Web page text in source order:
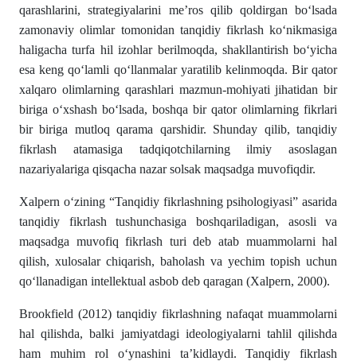
qarashlarini, strategiyalarini me’ros qilib qoldirgan bo‘lsada
zamonaviy olimlar tomonidan tanqidiy fikrlash ko‘nikmasiga
haligacha turfa hil izohlar berilmoqda, shakllantirish bo‘yicha
esa keng qo‘lamli qo‘llanmalar yaratilib kelinmoqda. Bir qator
xalqaro olimlarning qarashlari mazmun-mohiyati jihatidan bir
biriga o‘xshash bo‘lsada, boshqa bir qator olimlarning fikrlari
bir biriga mutloq qarama qarshidir. Shunday qilib, tanqidiy
fikrlash atamasiga tadqiqotchilarning ilmiy asoslagan
nazariyalariga qisqacha nazar solsak maqsadga muvofiqdir.
Xalpern o‘zining “Tanqidiy fikrlashning psihologiyasi” asarida
tanqidiy fikrlash tushunchasiga boshqariladigan, asosli va
maqsadga muvofiq fikrlash turi deb atab muammolarni hal
qilish, xulosalar chiqarish, baholash va yechim topish uchun
qo‘llanadigan intellektual asbob deb qaragan (Xalpern, 2000).
Brookfield (2012) tanqidiy fikrlashning nafaqat muammolarni
hal qilishda, balki jamiyatdagi ideologiyalarni tahlil qilishda
ham muhim rol o‘ynashini ta’kidlaydi. Tanqidiy fikrlash